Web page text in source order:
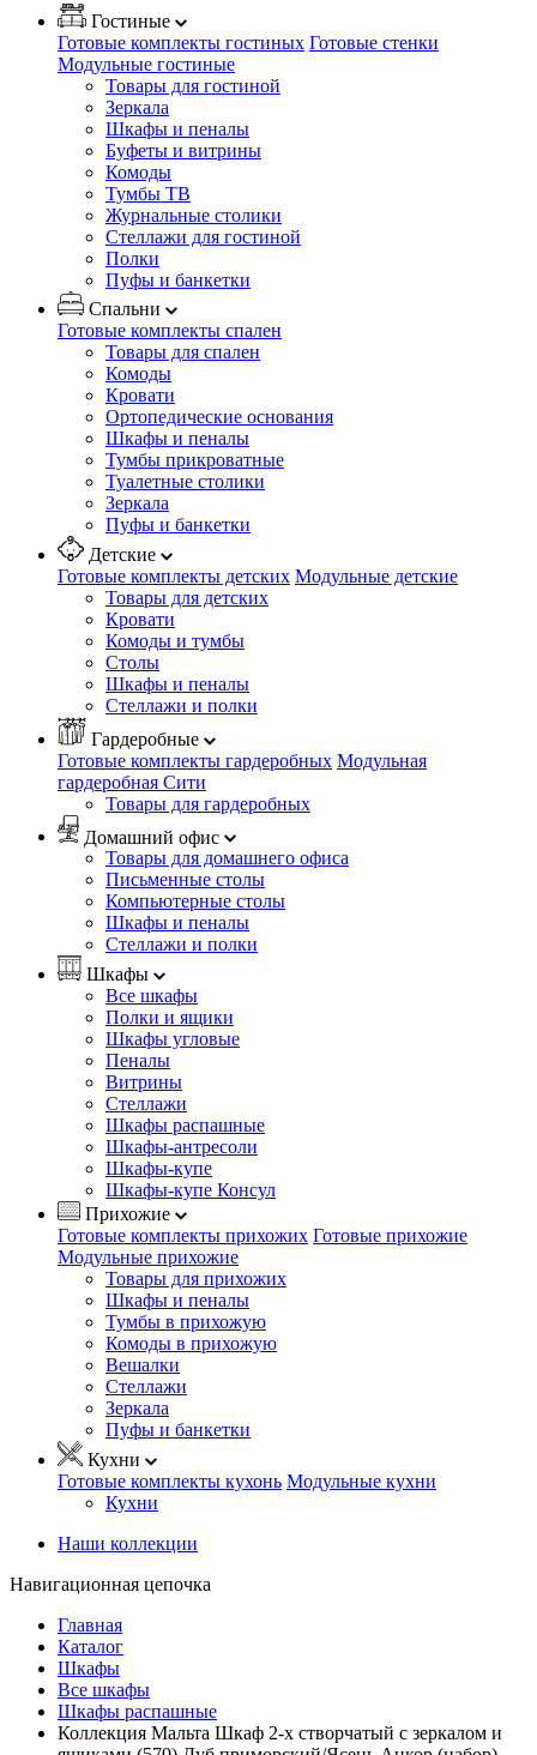
Гостиные
Готовые комплекты гостиных Готовые стенки
Модульные гостиные
Товары для гостиной
Зеркала
Шкафы и пеналы
Буфеты и витрины
Комоды
Тумбы ТВ
Журнальные столики
Стеллажи для гостиной
Полки
Пуфы и банкетки
Спальни
Готовые комплекты спален
Товары для спален
Комоды
Кровати
Ортопедические основания
Шкафы и пеналы
Тумбы прикроватные
Туалетные столики
Зеркала
Пуфы и банкетки
Детские
Готовые комплекты детских Модульные детские
Товары для детских
Кровати
Комоды и тумбы
Столы
Шкафы и пеналы
Стеллажи и полки
Гардеробные
Готовые комплекты гардеробных Модульная
гардеробная Сити
Товары для гардеробных
Домашний офис
Товары для домашнего офиса
Письменные столы
Компьютерные столы
Шкафы и пеналы
Стеллажи и полки
Шкафы
Все шкафы
Полки и ящики
Шкафы угловые
Пеналы
Витрины
Стеллажи
Шкафы распашные
Шкафы-антресоли
Шкафы-купе
Шкафы-купе Консул
Прихожие
Готовые комплекты прихожих Готовые прихожие
Модульные прихожие
Товары для прихожих
Шкафы и пеналы
Тумбы в прихожую
Комоды в прихожую
Вешалки
Стеллажи
Зеркала
Пуфы и банкетки
Кухни
Готовые комплекты кухонь Модульные кухни
Кухни
Наши коллекции
Навигационная цепочка
Главная
Каталог
Шкафы
Все шкафы
Шкафы распашные
Коллекция Мальта Шкаф 2-х створчатый с зеркалом и